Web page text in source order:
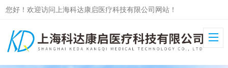
您好！欢迎访问上海科达康启医疗科技有限公司网站！